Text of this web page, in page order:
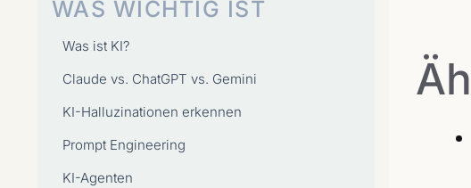
WAS WICHTIG IST
Was ist KI?
Claude vs. ChatGPT vs. Gemini
KI-Halluzinationen erkennen
Prompt Engineering
KI-Agenten